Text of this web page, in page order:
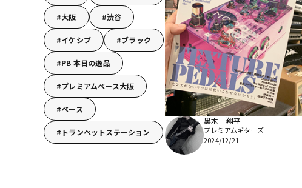
大阪 渋谷
イケシブ ブラック
PB 本日の逸品
プレミアムベース大阪
ベース
トランペットステーション
黒木 翔平
プレミアムギターズ
2024/12/21